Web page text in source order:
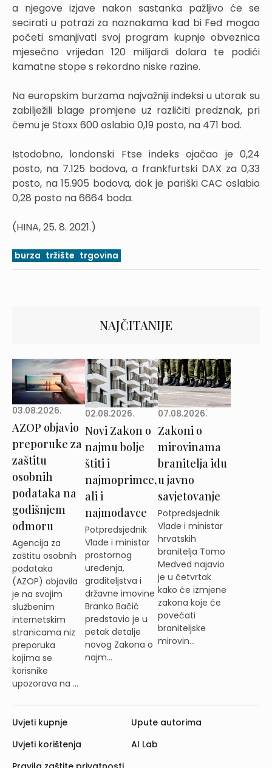
a njegove izjave nakon sastanka pažljivo će se
secirati u potrazi za naznakama kad bi Fed mogao
početi smanjivati svoj program kupnje obveznica
mjesečno vrijedan 120 milijardi dolara te podići
kamatne stope s rekordno niske razine.
Na europskim burzama najvažniji indeksi u utorak su
zabilježili blage promjene uz različiti predznak, pri
čemu je Stoxx 600 oslabio 0,19 posto, na 471 bod.
Istodobno, londonski Ftse indeks ojačao je 0,24
posto, na 7.125 bodova, a frankfurtski DAX za 0,33
posto, na 15.905 bodova, dok je pariški CAC oslabio
0,28 posto na 6664 boda.
(HINA, 25. 8. 2021.)
burza tržište trgovina
NAJČITANIJE
03.08.2026.
AZOP objavio
preporuke za
zaštitu
osobnih
podataka na
godišnjem
odmoru
Agencija za
zaštitu osobnih
podataka
(AZOP) objavila
je na svojim
službenim
internetskim
stranicama niz
preporuka
kojima se
korisnike
upozorava na ...
02.08.2026.
Novi Zakon o
najmu bolje
štiti i
najmoprimce,
ali i
najmodavce
Potpredsjednik
Vlade i ministar
prostornog
uređenja,
graditeljstva i
državne imovine
Branko Bačić
predstavio je u
petak detalje
novog Zakona o
najm...
07.08.2026.
Zakoni o
mirovinama
branitelja idu
u javno
savjetovanje
Potpredsjednik
Vlade i ministar
hrvatskih
branitelja Tomo
Medved najavio
je u četvrtak
kako će izmjene
zakona koje će
povećati
braniteljske
mirovin...
Uvjeti kupnje
Uvjeti korištenja
Upute autorima
AI Lab